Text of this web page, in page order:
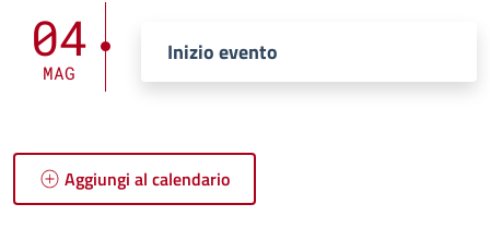
04
MAG
Inizio evento
Aggiungi al calendario